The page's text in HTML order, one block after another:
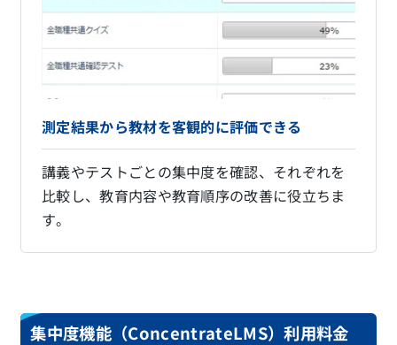
測定結果から教材を客観的に評価できる
講義やテストごとの集中度を確認、それぞれを
比較し、教育内容や教育順序の改善に役立ちま
す。
集中度機能（ConcentrateLMS）利用料金